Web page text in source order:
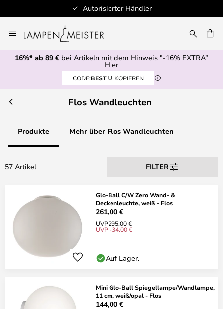
Autorisierter Händler
Inhalt
springen
16%* ab 89 € bei Artikeln mit dem Hinweis "-16% EXTRA”
Hier
CODE:BEST KOPIEREN
Flos Wandleuchten
Produkte Mehr über Flos Wandleuchten
57 Artikel FILTER
Glo-Ball C/W Zero Wand- &
Deckenleuchte, weiß - Flos
261,00 €
UVP295,00 €
UVP -34,00 €
Auf Lager.
Mini Glo-Ball Spiegellampe/Wandlampe,
11 cm, weiß/opal - Flos
144,00 €